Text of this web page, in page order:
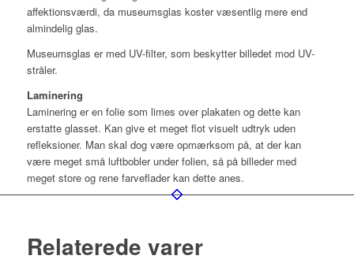
affektionsværdi, da museumsglas koster væsentlig mere end
almindelig glas.
Museumsglas er med UV-filter, som beskytter billedet mod UV-
stråler.
Laminering
Laminering er en folie som limes over plakaten og dette kan
erstatte glasset. Kan give et meget flot visuelt udtryk uden
refleksioner. Man skal dog være opmærksom på, at der kan
være meget små luftbobler under folien, så på billeder med
meget store og rene farveflader kan dette anes.
Relaterede varer